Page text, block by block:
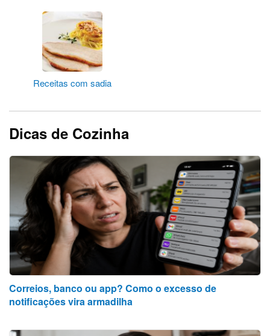
Receitas com sadia
Dicas de Cozinha
Correios, banco ou app? Como o excesso de
notificações vira armadilha